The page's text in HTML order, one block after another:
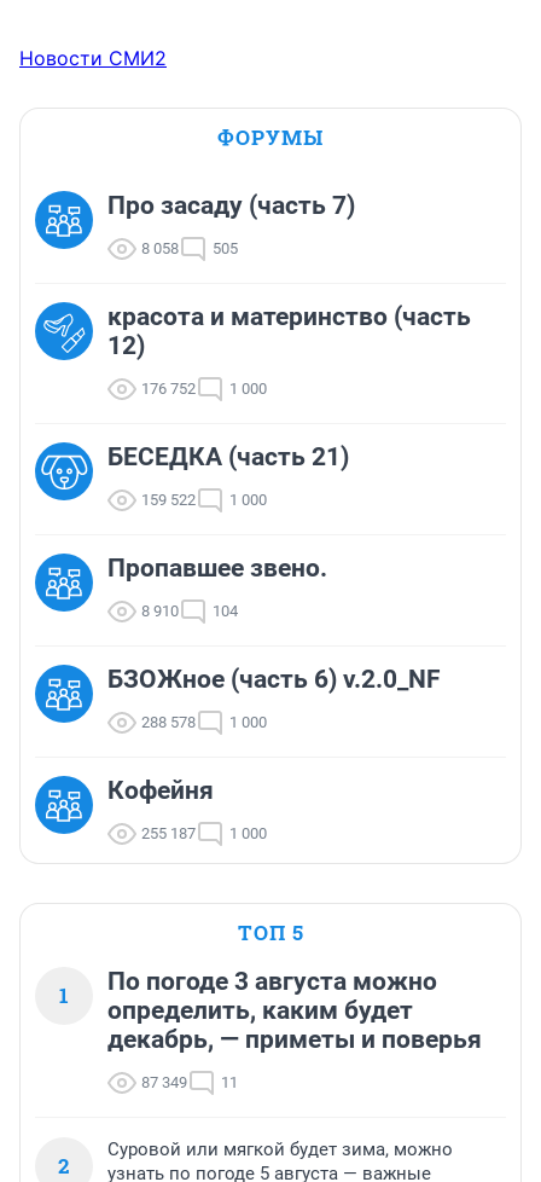
Новости СМИ2
ФОРУМЫ
Про засаду (часть 7)
8 058 505
красота и материнство (часть
12)
176 752 1 000
БЕСЕДКА (часть 21)
159 522 1 000
Пропавшее звено.
8 910 104
БЗОЖное (часть 6) v.2.0_NF
288 578 1 000
Кофейня
255 187 1 000
ТОП 5
1
По погоде 3 августа можно
определить, каким будет
декабрь, — приметы и поверья
87 349 11
2
Суровой или мягкой будет зима, можно
узнать по погоде 5 августа — важные